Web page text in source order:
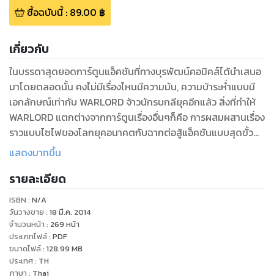
ซื้อฉบับนี้: 89.00 ฿
เกี่ยวกับ
ในบรรดาสุดยอดการ์ตูนแอ็คชันที่ทางบุรพัฒน์คอมิคส์ได้นำเสนอ
มาโดยตลอดนั้น คงไม่มีเรื่องไหนมีความมัน, ความบ้าระห่ำแบบมี
เอกลักษณ์เท่ากับ WARLORD จ้าวนักรบกลียุคอีกแล้ว สิ่งที่ทำให้
WARLORD แตกต่างจากการ์ตูนเรื่องอื่นๆก็คือ การผสมผสานเรื่อง
ราวแบบไซไฟของโลกยุคอนาคตกับฉากต่อสู้แอ็คชันแบบสุดขั้ว
แนวกำลังภายในได้อย่างลงตัว อีกทั้งเนื้อหาที่สุดแสนเข้มข้นที่ยิ่ง
บทหนึ่งบนโลกการ์ตูนที่เปรียบได้กับดราก้อนบอล และ หมัด
เทพเจ้าดาวเหนือ เลยทีเดียว
แสดงมากขึ้น
รายละเอียด
ISBN : N/A
วันวางขาย : 18 มี.ค. 2014
จำนวนหน้า : 269 หน้า
ประเภทไฟล์: PDF
ขนาดไฟล์: 128.99 MB
ประเทศ: TH
ภาษา : Thai